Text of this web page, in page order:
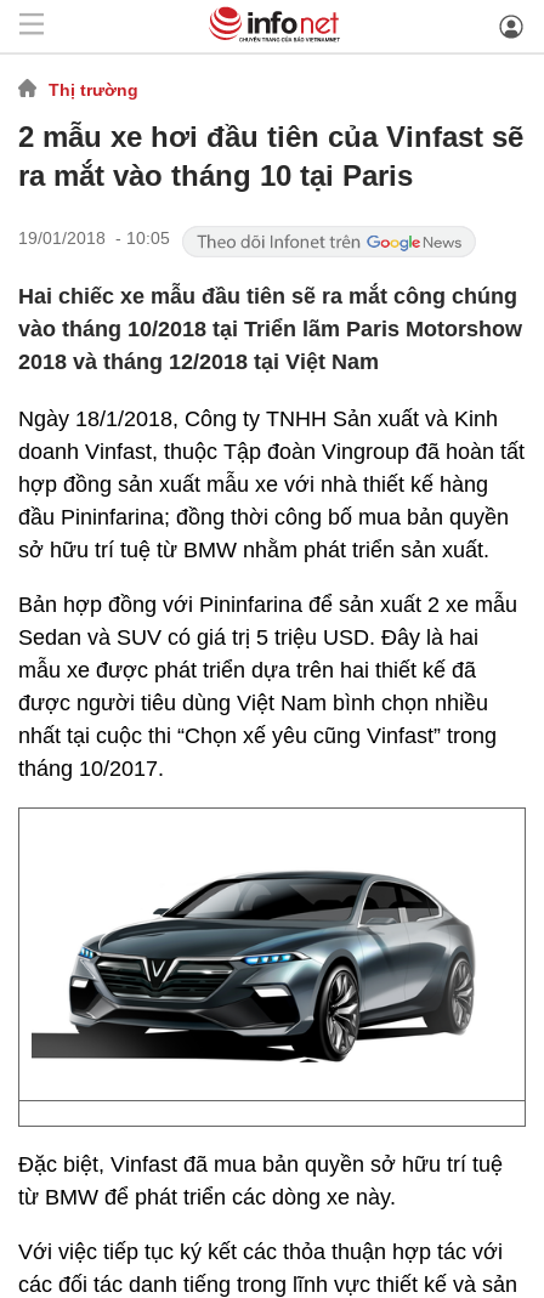
Thị trường
2 mẫu xe hơi đầu tiên của Vinfast sẽ
ra mắt vào tháng 10 tại Paris
19/01/2018 - 10:05
Hai chiếc xe mẫu đầu tiên sẽ ra mắt công chúng
vào tháng 10/2018 tại Triển lãm Paris Motorshow
2018 và tháng 12/2018 tại Việt Nam
Ngày 18/1/2018, Công ty TNHH Sản xuất và Kinh
doanh Vinfast, thuộc Tập đoàn Vingroup đã hoàn tất
hợp đồng sản xuất mẫu xe với nhà thiết kế hàng
đầu Pininfarina; đồng thời công bố mua bản quyền
sở hữu trí tuệ từ BMW nhằm phát triển sản xuất.
Bản hợp đồng với Pininfarina để sản xuất 2 xe mẫu
Sedan và SUV có giá trị 5 triệu USD. Đây là hai
mẫu xe được phát triển dựa trên hai thiết kế đã
được người tiêu dùng Việt Nam bình chọn nhiều
nhất tại cuộc thi “Chọn xế yêu cũng Vinfast” trong
tháng 10/2017.
Đặc biệt, Vinfast đã mua bản quyền sở hữu trí tuệ
từ BMW để phát triển các dòng xe này.
Với việc tiếp tục ký kết các thỏa thuận hợp tác với
các đối tác danh tiếng trong lĩnh vực thiết kế và sản